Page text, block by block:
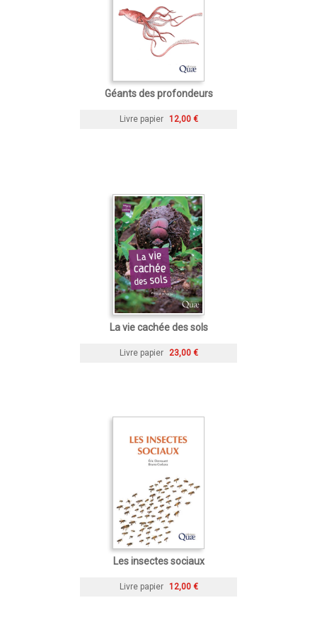
Géants des profondeurs
Livre papier 12,00 €
La vie cachée des sols
Livre papier 23,00 €
Les insectes sociaux
Livre papier 12,00 €